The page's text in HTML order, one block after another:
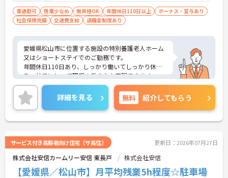
車通勤可 残業少なめ 無資格OK 年間休日110日以上
ボーナス・賞与あり
社会保険完備
交通費支給 退職金制度あり
愛媛県松山市に位置する施設の特別養護老人ホーム
又はショートステイでのご勤務です。
年間休日110日あり、しっかり働いてしっかり休め
る、社員にとって理想の働き方を実現できます。
マイカー通勤が可能なため、通勤に便利です。
ご興味をお持ちの方はお気軽にお問い合わせくださ
い。
詳細を見る 無料 紹介してもらう
サービス付き高齢者向け住宅（サ高住） 更新日：2026年07月27日
株式会社安信カームリー安信 東長戸 株式会社安信
【愛媛県／松山市】月平均残業5h程度☆駐車場